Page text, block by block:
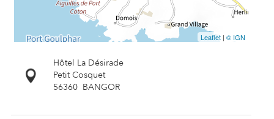
Leaflet | © IGN
Hôtel La Désirade
Petit Cosquet
56360 BANGOR